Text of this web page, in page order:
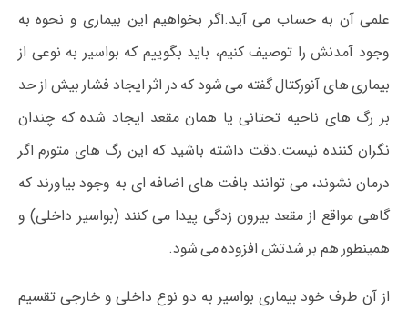
علمی آن به حساب می آید.اگر بخواهیم این بیماری و نحوه به
وجود آمدنش را توصیف کنیم، باید بگوییم که بواسیر به نوعی از
بیماری های آنورکتال گفته می شود که در اثر ایجاد فشار بیش از حد
بر رگ های ناحیه تحتانی یا همان مقعد ایجاد شده که چندان
نگران کننده نیست.دقت داشته باشید که این رگ های متورم اگر
درمان نشوند، می توانند بافت های اضافه ای به وجود بیاورند که
گاهی مواقع از مقعد بیرون زدگی پیدا می کنند (بواسیر داخلی) و
همینطور هم بر شدتش افزوده می شود.
از آن طرف خود بیماری بواسیر به دو نوع داخلی و خارجی تقسیم